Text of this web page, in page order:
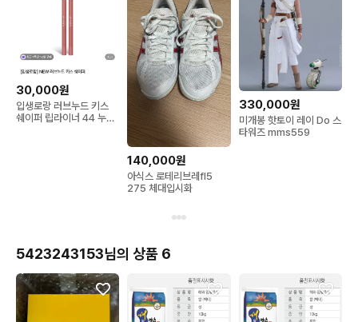
30,000원
입생로랑 러브누드 키스
쉐이퍼 립라이너 44 누드
140,000원
아식스 로테리브레fl5
275 체대입시화
330,000원
미개봉 핫토이 레이 Do 스
타워즈 mms559
5423243153님의 상품 6